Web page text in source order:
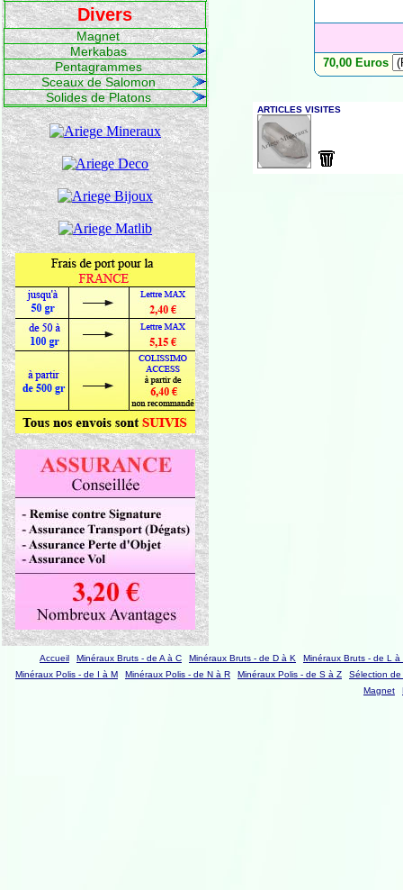
Divers
Magnet
Merkabas
Pentagrammes
Sceaux de Salomon
Solides de Platons
70,00 Euros
Accueil Minéraux Bruts - de A à C Minéraux Bruts - de D à K
Minéraux Bruts - de L à
Minéraux Polis - de I à M
Minéraux Polis - de N à R Minéraux Polis - de S à Z
Sélection de
Magnet